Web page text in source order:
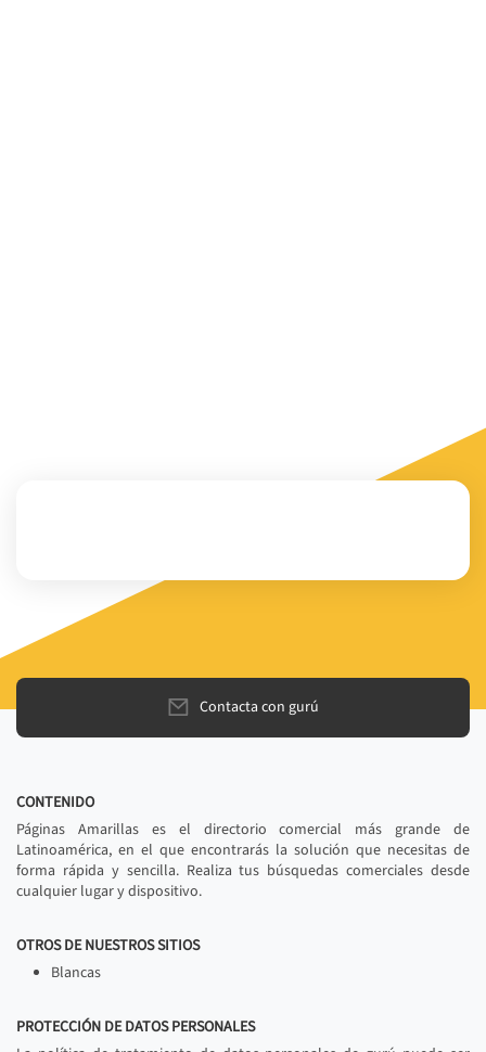
Contacta con gurú
CONTENIDO
Páginas Amarillas es el directorio comercial más grande de
Latinoamérica, en el que encontrarás la solución que necesitas de
forma rápida y sencilla. Realiza tus búsquedas comerciales desde
cualquier lugar y dispositivo.
OTROS DE NUESTROS SITIOS
Blancas
PROTECCIÓN DE DATOS PERSONALES